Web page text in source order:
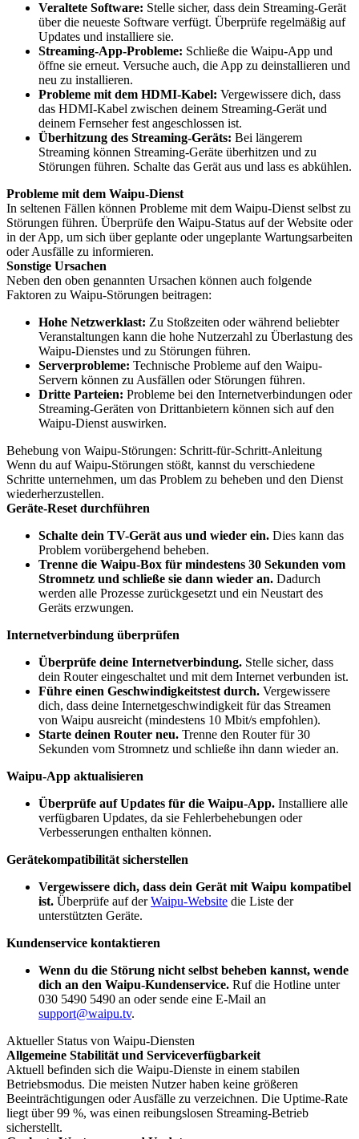
Veraltete Software: Stelle sicher, dass dein Streaming-Gerät
über die neueste Software verfügt. Überprüfe regelmäßig auf
Updates und installiere sie.
Streaming-App-Probleme: Schließe die Waipu-App und
öffne sie erneut. Versuche auch, die App zu deinstallieren und
neu zu installieren.
Probleme mit dem HDMI-Kabel: Vergewissere dich, dass
das HDMI-Kabel zwischen deinem Streaming-Gerät und
deinem Fernseher fest angeschlossen ist.
Überhitzung des Streaming-Geräts: Bei längerem
Streaming können Streaming-Geräte überhitzen und zu
Störungen führen. Schalte das Gerät aus und lass es abkühlen.
Probleme mit dem Waipu-Dienst
In seltenen Fällen können Probleme mit dem Waipu-Dienst selbst zu
Störungen führen. Überprüfe den Waipu-Status auf der Website oder
in der App, um sich über geplante oder ungeplante Wartungsarbeiten
oder Ausfälle zu informieren.
Sonstige Ursachen
Neben den oben genannten Ursachen können auch folgende
Faktoren zu Waipu-Störungen beitragen:
Hohe Netzwerklast: Zu Stoßzeiten oder während beliebter
Veranstaltungen kann die hohe Nutzerzahl zu Überlastung des
Waipu-Dienstes und zu Störungen führen.
Serverprobleme: Technische Probleme auf den Waipu-
Servern können zu Ausfällen oder Störungen führen.
Dritte Parteien: Probleme bei den Internetverbindungen oder
Streaming-Geräten von Drittanbietern können sich auf den
Waipu-Dienst auswirken.
Behebung von Waipu-Störungen: Schritt-für-Schritt-Anleitung
Wenn du auf Waipu-Störungen stößt, kannst du verschiedene
Schritte unternehmen, um das Problem zu beheben und den Dienst
wiederherzustellen.
Geräte-Reset durchführen
Schalte dein TV-Gerät aus und wieder ein. Dies kann das
Problem vorübergehend beheben.
Trenne die Waipu-Box für mindestens 30 Sekunden vom
Stromnetz und schließe sie dann wieder an. Dadurch
werden alle Prozesse zurückgesetzt und ein Neustart des
Geräts erzwungen.
Internetverbindung überprüfen
Überprüfe deine Internetverbindung. Stelle sicher, dass
dein Router eingeschaltet und mit dem Internet verbunden ist.
Führe einen Geschwindigkeitstest durch. Vergewissere
dich, dass deine Internetgeschwindigkeit für das Streamen
von Waipu ausreicht (mindestens 10 Mbit/s empfohlen).
Starte deinen Router neu. Trenne den Router für 30
Sekunden vom Stromnetz und schließe ihn dann wieder an.
Waipu-App aktualisieren
Überprüfe auf Updates für die Waipu-App. Installiere alle
verfügbaren Updates, da sie Fehlerbehebungen oder
Verbesserungen enthalten können.
Gerätekompatibilität sicherstellen
Vergewissere dich, dass dein Gerät mit Waipu kompatibel
ist. Überprüfe auf derWaipu-Website die Liste der
unterstützten Geräte.
Kundenservice kontaktieren
Wenn du die Störung nicht selbst beheben kannst, wende
dich an den Waipu-Kundenservice. Ruf die Hotline unter
030 5490 5490 an oder sende eine E-Mail an
support@waipu.tv.
Aktueller Status von Waipu-Diensten
Allgemeine Stabilität und Serviceverfügbarkeit
Aktuell befinden sich die Waipu-Dienste in einem stabilen
Betriebsmodus. Die meisten Nutzer haben keine größeren
Beeinträchtigungen oder Ausfälle zu verzeichnen. Die Uptime-Rate
liegt über 99 %, was einen reibungslosen Streaming-Betrieb
sicherstellt.